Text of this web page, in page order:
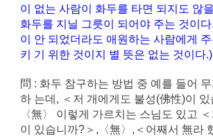
이 없는 사람이 화두를 타면 되지도 않
화두를 지닐 그릇이 되어야 주는 것이
이 안 되었더라도 애원하는 사람에게 주
키 기 위한 것이지 별 뜻은 없는 것이다.)
問 : 화두 참구하는 방법 중 예를 들어
하 는데, ＜저 개에게도 불성(佛性)이
〈無〉 이렇게 가르치는 스님도 있고
이 있습니까?＞,〈無〉,＜어째서 無라